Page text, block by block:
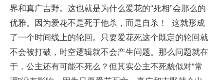
界和真广吉野。这也就是为什么爱花的“死相”会那么的
优雅。因为爱花不是死于他杀，而是自杀！ 这就形成
了一个时间线上的轮回。只要爱花死这个既定的轮回就
不会被打破，时空逻辑就不会产生问题。那么问题就在
于，公主还有可能不死么？但其实公主不死貌似对“常